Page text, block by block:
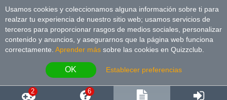
Usamos cookies y coleccionamos alguna información sobre ti para
realzar tu experiencia de nuestro sitio web; usamos servicios de
terceros para proporcionar rasgos de medios sociales, personalizar
contenido y anuncios, y asegurarnos que la página web funciona
correctamente. Aprender más sobre las cookies en Quizzclub.
OK Establecer preferencias
2 6